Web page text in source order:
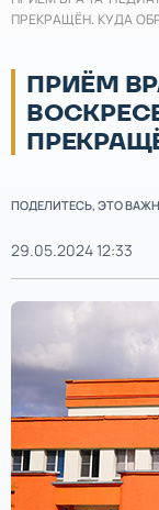
ПРЕКРАЩЁН. КУДА
ПРИЁМ
ПОДЕЛИТЕСЬ, ЭТО
29.05.2024 12:33